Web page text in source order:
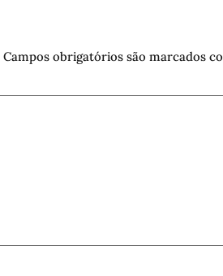
Campos obrigatórios são marcados